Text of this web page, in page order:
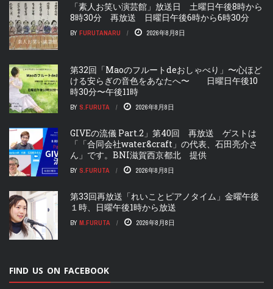
「素人お笑い演芸館」放送日 土曜日午後8時から
8時30分 再放送 日曜日午後6時から6時30分
BY FURUTANARU 2026年8月8日
第32回「Maoのフルートdeおしゃべり」〜心ほど
ける安らぎの音色をあなたへ〜 日曜日午後10
時30分〜午後11時
BY S.FURUTA 2026年8月8日
GIVEの流儀 Part.2」第40回 再放送 ゲストは
「「合同会社water&craft」の代表、石田亮介さ
ん」です。BNI滋賀西京都北 提供
BY S.FURUTA 2026年8月8日
第33回再放送「れいことピアノタイム」金曜午後
１時、日曜午後1時から放送
BY M.FURUTA 2026年8月8日
FIND US ON FACEBOOK